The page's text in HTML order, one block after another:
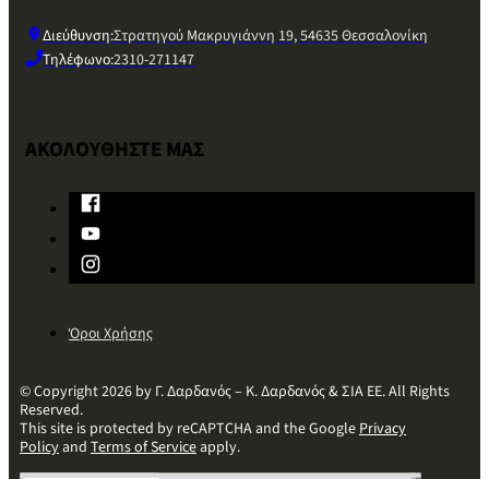
Διεύθυνση:Στρατηγού Μακρυγιάννη 19, 54635 Θεσσαλονίκη
Τηλέφωνο:2310-271147
ΑΚΟΛΟΥΘΗΣΤΕ ΜΑΣ
Όροι Χρήσης
© Copyright 2026 by Γ. Δαρδανός – Κ. Δαρδανός & ΣΙΑ ΕΕ. All Rights
Reserved.
This site is protected by reCAPTCHA and the GooglePrivacy
Policyand Terms of Serviceapply.